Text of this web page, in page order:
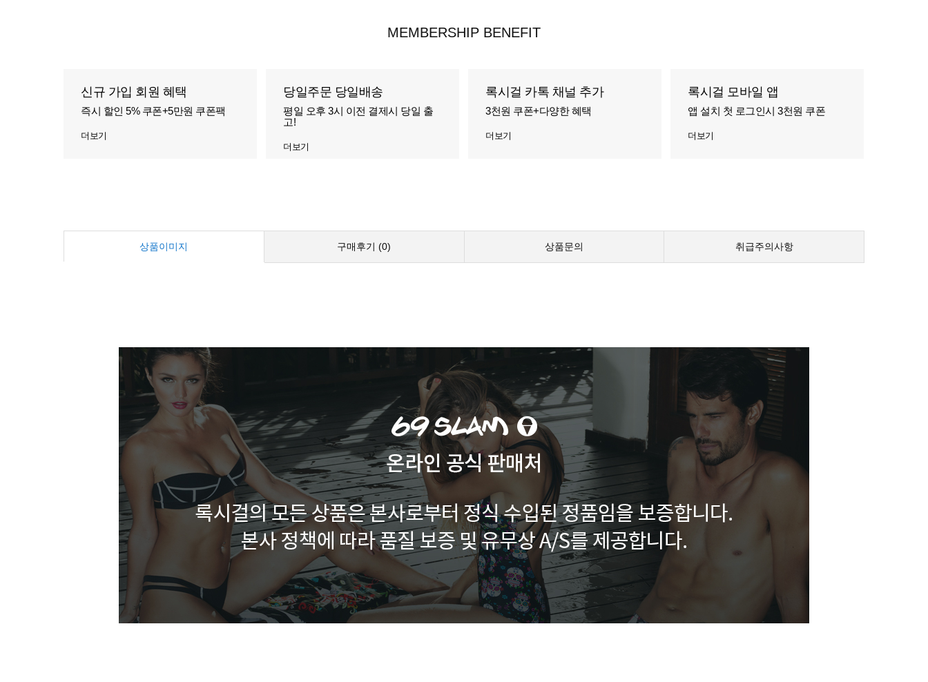
MEMBERSHIP BENEFIT
신규 가입 회원 혜택
즉시 할인 5% 쿠폰+5만원 쿠폰팩
더보기
당일주문 당일배송
평일 오후 3시 이전 결제시 당일 출
고!
더보기
록시걸 카톡 채널 추가
3천원 쿠폰+다양한 혜택
더보기
록시걸 모바일 앱
앱 설치 첫 로그인시 3천원 쿠폰
더보기
상품이미지 구매후기 (0) 상품문의 취급주의사항